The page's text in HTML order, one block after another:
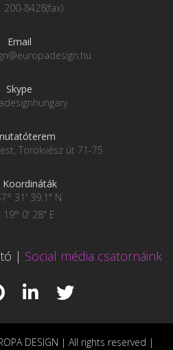
200-8428(fax)
Email
Skype
Törökvész út 71-75.
Koordináták
31' 39.1" N
19° 0' 28" E
| Social média csatornáink
DESIGN | All rights reserved |